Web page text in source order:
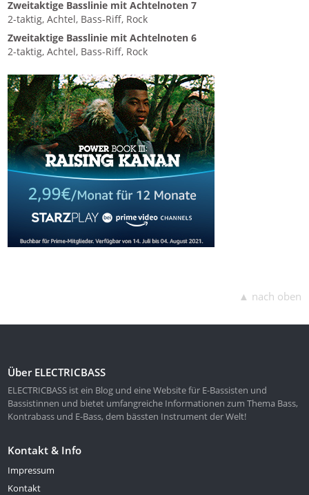
Zweitaktige Basslinie mit Achtelnoten 7
2-taktig, Achtel, Bass-Riff, Rock
Zweitaktige Basslinie mit Achtelnoten 6
2-taktig, Achtel, Bass-Riff, Rock
▲ nach oben
Über ELECTRICBASS
ELECTRICBASS ist ein Blog und eine Website für E-Bassisten und
Bassistinnen und bietet umfangreiche Informationen zum Thema Bass,
Kontrabass und E-Bass, dem bässten Instrument der Welt!
Kontakt & Info
Impressum
Kontakt